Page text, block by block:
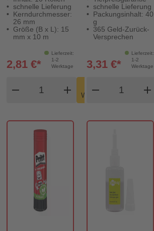
schnelle Lieferung
Kerndurchmesser:
26 mm
Größe (B x L): 15
mm x 10 m
Lieferzeit:
1-2
Werktage
2,81 €*
remove add
Warenkorb
shopping_cart
schnelle Lieferung
Packungsinhalt: 40
g
365 Geld-Zurück-
Versprechen
Lieferzeit:
1-2
Werktage
3,31 €*
remove add